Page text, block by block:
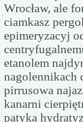
Wrocław, ale
ciamkasz
epimeryzacyj
etanolem
nagolennikach
pirrusowa
kanarni
patyka